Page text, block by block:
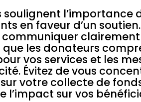
soulignent l’importance
en faveur d’un
que les donateurs
vos services et les
Évitez de vous
votre collecte de
l’impact sur vos